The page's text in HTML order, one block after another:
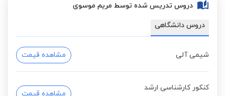
دروس تدریس شده توسط مریم موسوی
دروس دانشگاهی
شیمی آلی مشاهده قیمت
کنکور کارشناسی ارشد
مشاهده قیمت